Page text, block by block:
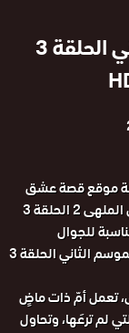
مسلسل الملهى الموسم الثاني الحلقة 3
الثاني الحلقة 3 مترجمة موقع قصة عشق
الاصلي مشاهدة وتحميل حصريا المسلسل التركي الملهى 2 الحلقة 3
للجوال
1080P+720P+480P+360P مسلسل الملهى الموسم الثاني الحلقة 3
تعمل أمّ ذات ماضٍ
لم ترعَها، وتحاول